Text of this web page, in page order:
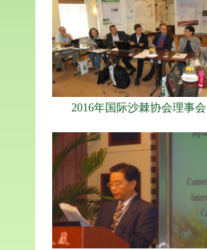
2016年国际沙棘协会理事会